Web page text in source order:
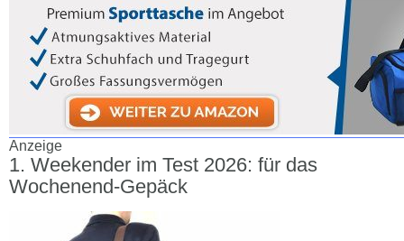
Anzeige
Weekender im Test 2026: für das
Wochenend-Gepäck